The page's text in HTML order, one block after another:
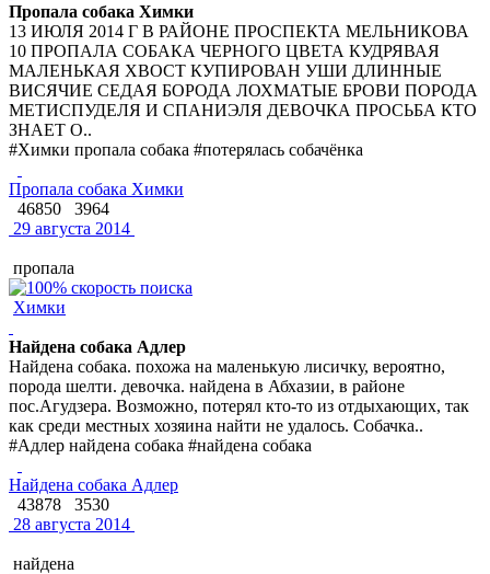
Пропала собака Химки
13 ИЮЛЯ 2014 Г В РАЙОНЕ ПРОСПЕКТА МЕЛЬНИКОВА
10 ПРОПАЛА СОБАКА ЧЕРНОГО ЦВЕТА КУДРЯВАЯ
МАЛЕНЬКАЯ ХВОСТ КУПИРОВАН УШИ ДЛИННЫЕ
ВИСЯЧИЕ СЕДАЯ БОРОДА ЛОХМАТЫЕ БРОВИ ПОРОДА
МЕТИСПУДЕЛЯ И СПАНИЭЛЯ ДЕВОЧКА ПРОСЬБА КТО
ЗНАЕТ О..
#Химки пропала собака #потерялась собачёнка
Пропала собака Химки
46850
3964
29 августа 2014
пропала
Химки
Найдена собака Адлер
Найдена собака. похожа на маленькую лисичку, вероятно,
порода шелти. девочка. найдена в Абхазии, в районе
пос.Агудзера. Возможно, потерял кто-то из отдыхающих, так
как среди местных хозяина найти не удалось. Собачка..
#Адлер найдена собака #найдена собака
Найдена собака Адлер
43878
3530
28 августа 2014
найдена